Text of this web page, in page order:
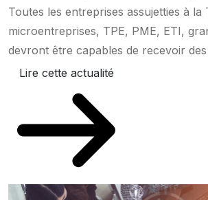
Toutes les entreprises assujetties à la
microentreprises, TPE, PME, ETI,
devront être capables de recevoir
Lire cette actualité